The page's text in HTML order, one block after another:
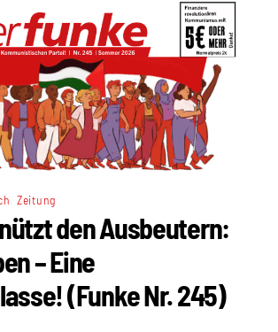
Zeitung
den Ausbeutern:
– Eine
(Funke Nr. 245)